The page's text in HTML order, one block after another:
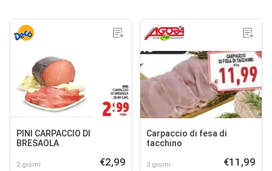
PINI CARPACCIO DI
BRESAOLA
2 giorni €2,99
Carpaccio di fesa di
tacchino
3 giorni €11,99